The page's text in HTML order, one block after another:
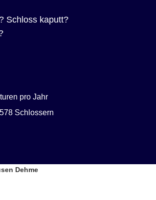
Schloss kaputt?
pro Jahr
Schlossern
Dehme